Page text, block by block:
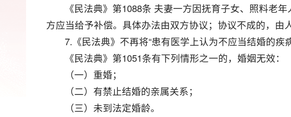
《民法典》第1088条 夫妻一方因抚育子女、照料老
方应当给予补偿。具体办法由双方协议；协议不成的，由
7.《民法典》不再将“患有医学上认为不应当结婚的疾
《民法典》第1051条有下列情形之一的，婚姻无效：
（一）重婚；
（二）有禁止结婚的亲属关系；
（三）未到法定婚龄。